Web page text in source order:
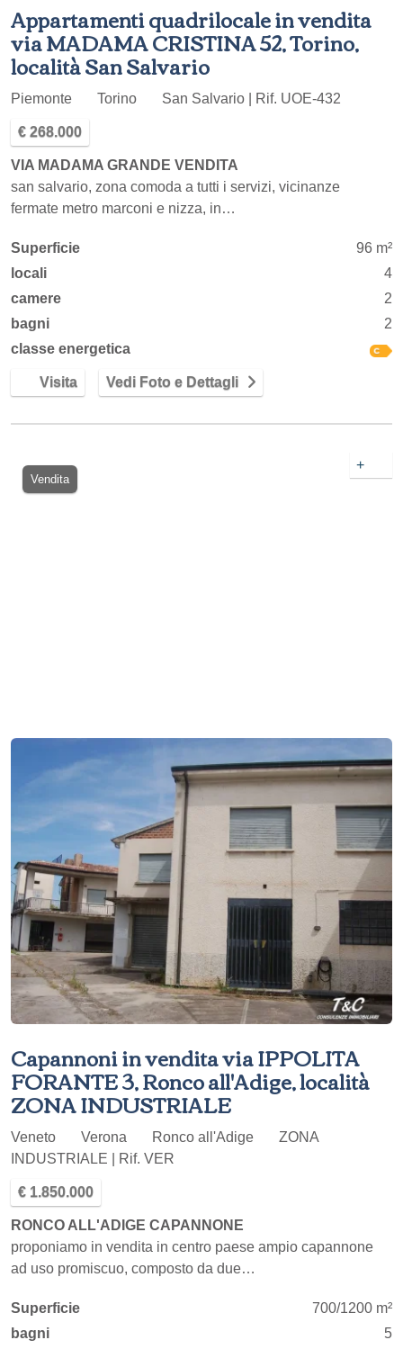
Appartamenti quadrilocale in vendita
via MADAMA CRISTINA 52, Torino,
località San Salvario
Piemonte Torino San Salvario | Rif. UOE-432
€ 268.000
VIA MADAMA GRANDE VENDITA
san salvario, zona comoda a tutti i servizi, vicinanze
fermate metro marconi e nizza, in…
Superficie
96 m²
locali
4
camere
2
bagni
2
classe energetica
Visita Vedi Foto e Dettagli
Vendita
+
Capannoni in vendita via IPPOLITA
FORANTE 3, Ronco all'Adige, località
ZONA INDUSTRIALE
Veneto Verona Ronco all'Adige
ZONA
INDUSTRIALE | Rif. VER
€ 1.850.000
RONCO ALL'ADIGE CAPANNONE
proponiamo in vendita in centro paese ampio capannone
ad uso promiscuo, composto da due…
Superficie
700/1200 m²
bagni
5